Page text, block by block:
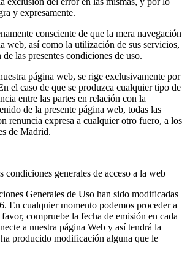
y expresamente.
consciente de que la mera navegación
web, así como la utilización de sus servicios,
las presentes condiciones de uso.
página web, se rige exclusivamente por
el caso de que se produzca cualquier tipo de
entre las partes en relación con la
de la presente página web, todas las
renuncia expresa a cualquier otro fuero, a los
de Madrid.
condiciones generales de acceso a la web
Generales de Uso han sido modificadas
En cualquier momento podemos proceder a
compruebe la fecha de emisión en cada
a nuestra página Web y así tendrá la
producido modificación alguna que le